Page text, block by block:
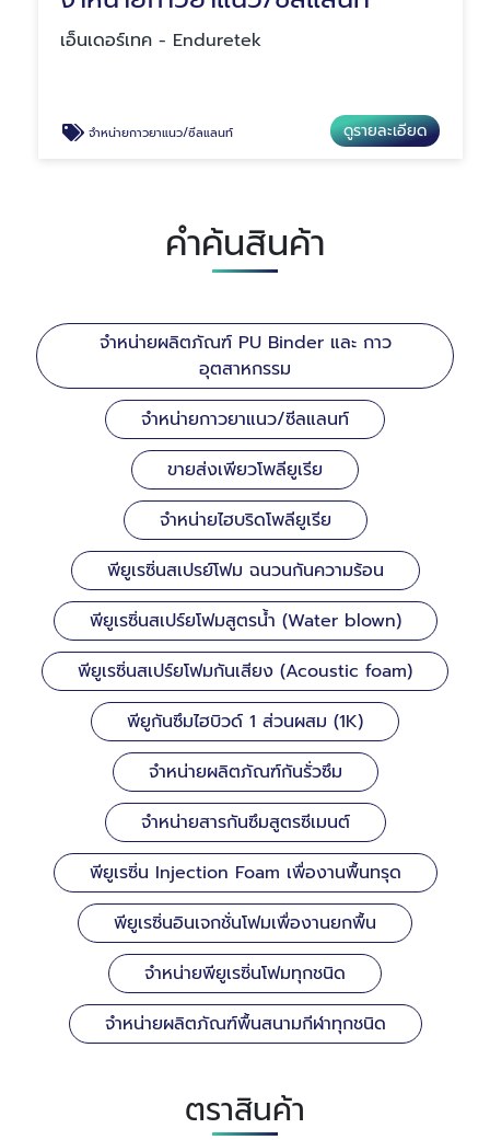
เอ็นเดอร์เทค - Enduretek
จำหน่ายกาวยาแนว/ซีลแลนท์ ดูรายละเอียด
คำค้นสินค้า
จำหน่ายผลิตภัณฑ์ PU Binder และ กาว
อุตสาหกรรม
จำหน่ายกาวยาแนว/ซีลแลนท์
ขายส่งเพียวโพลียูเรีย
จำหน่ายไฮบริดโพลียูเรีย
พียูเรซิ่นสเปรย์โฟม ฉนวนกันความร้อน
พียูเรซิ่นสเปร์ยโฟมสูตรน้ำ (Water blown)
พียูเรซิ่นสเปร์ยโฟมกันเสียง (Acoustic foam)
พียูกันซึมไฮบิวด์ 1 ส่วนผสม (1K)
จำหน่ายผลิตภัณฑ์กันรั่วซึม
จำหน่ายสารกันซึมสูตรซีเมนต์
พียูเรซิ่น Injection Foam เพื่องานพื้นทรุด
พียูเรซิ่นอินเจกชั่นโฟมเพื่องานยกพื้น
จำหน่ายพียูเรซิ่นโฟมทุกชนิด
จำหน่ายผลิตภัณฑ์พื้นสนามกีฬาทุกชนิด
ตราสินค้า